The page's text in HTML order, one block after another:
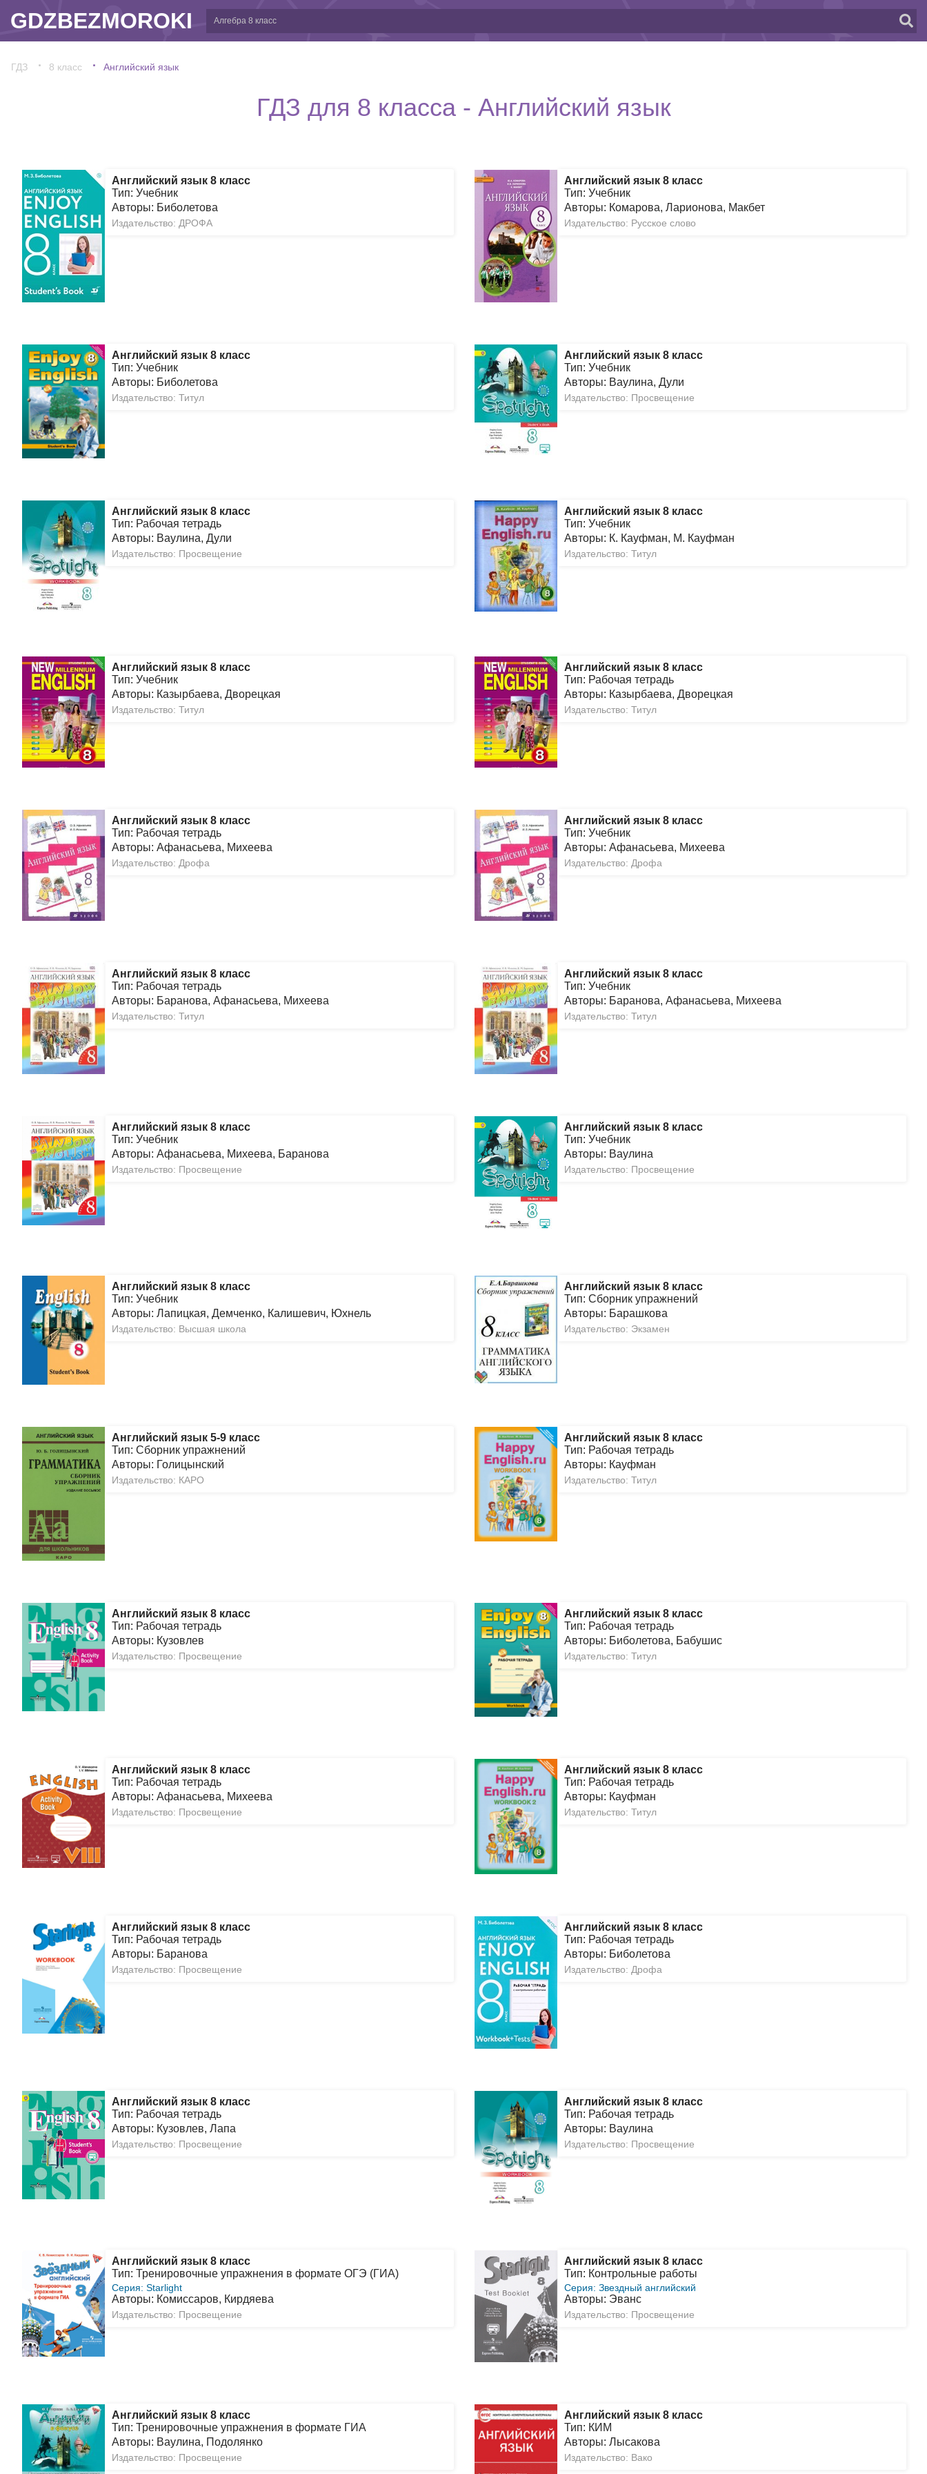
GDZBEZMOROKI
ГДЗ 8 класс Английский язык
ГДЗ для 8 класса - Английский язык
Английский язык 8 класс
Тип: Учебник
Авторы: Биболетова
Издательство: ДРОФА
Английский язык 8 класс
Тип: Учебник
Авторы: Комарова, Ларионова, Макбет
Издательство: Русское слово
Английский язык 8 класс
Тип: Учебник
Авторы: Биболетова
Издательство: Титул
Английский язык 8 класс
Тип: Учебник
Авторы: Ваулина, Дули
Издательство: Просвещение
Английский язык 8 класс
Тип: Рабочая тетрадь
Авторы: Ваулина, Дули
Издательство: Просвещение
Английский язык 8 класс
Тип: Учебник
Авторы: К. Кауфман, М. Кауфман
Издательство: Титул
Английский язык 8 класс
Тип: Учебник
Авторы: Казырбаева, Дворецкая
Издательство: Титул
Английский язык 8 класс
Тип: Рабочая тетрадь
Авторы: Казырбаева, Дворецкая
Издательство: Титул
Английский язык 8 класс
Тип: Рабочая тетрадь
Авторы: Афанасьева, Михеева
Издательство: Дрофа
Английский язык 8 класс
Тип: Учебник
Авторы: Афанасьева, Михеева
Издательство: Дрофа
Английский язык 8 класс
Тип: Рабочая тетрадь
Авторы: Баранова, Афанасьева, Михеева
Издательство: Титул
Английский язык 8 класс
Тип: Учебник
Авторы: Баранова, Афанасьева, Михеева
Издательство: Титул
Английский язык 8 класс
Тип: Учебник
Авторы: Афанасьева, Михеева, Баранова
Издательство: Просвещение
Английский язык 8 класс
Тип: Учебник
Авторы: Ваулина
Издательство: Просвещение
Английский язык 8 класс
Тип: Учебник
Авторы: Лапицкая, Демченко, Калишевич, Юхнель
Издательство: Высшая школа
Английский язык 8 класс
Тип: Сборник упражнений
Авторы: Барашкова
Издательство: Экзамен
Английский язык 5-9 класс
Тип: Сборник упражнений
Авторы: Голицынский
Издательство: КАРО
Английский язык 8 класс
Тип: Рабочая тетрадь
Авторы: Кауфман
Издательство: Титул
Английский язык 8 класс
Тип: Рабочая тетрадь
Авторы: Кузовлев
Издательство: Просвещение
Английский язык 8 класс
Тип: Рабочая тетрадь
Авторы: Биболетова, Бабушис
Издательство: Титул
Английский язык 8 класс
Тип: Рабочая тетрадь
Авторы: Афанасьева, Михеева
Издательство: Просвещение
Английский язык 8 класс
Тип: Рабочая тетрадь
Авторы: Кауфман
Издательство: Титул
Английский язык 8 класс
Тип: Рабочая тетрадь
Авторы: Баранова
Издательство: Просвещение
Английский язык 8 класс
Тип: Рабочая тетрадь
Авторы: Биболетова
Издательство: Дрофа
Английский язык 8 класс
Тип: Рабочая тетрадь
Авторы: Кузовлев, Лапа
Издательство: Просвещение
Английский язык 8 класс
Тип: Рабочая тетрадь
Авторы: Ваулина
Издательство: Просвещение
Английский язык 8 класс
Тип: Тренировочные упражнения в формате ОГЭ (ГИА)
Серия: Starlight
Авторы: Комиссаров, Кирдяева
Издательство: Просвещение
Английский язык 8 класс
Тип: Контрольные работы
Серия: Звездный английский
Авторы: Эванс
Издательство: Просвещение
Английский язык 8 класс
Тип: Тренировочные упражнения в формате ГИА
Авторы: Ваулина, Подолянко
Издательство: Просвещение
Английский язык 8 класс
Тип: КИМ
Авторы: Лысакова
Издательство: Вако